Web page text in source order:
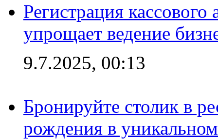
Регистрация
упрощает ведение
9.7.2025, 00:13
Бронируйте столик в
рождения в